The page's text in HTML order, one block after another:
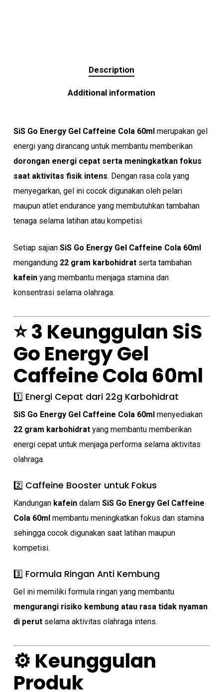
No products in the cart.
Description
Additional information
SiS Go Energy Gel Caffeine Cola 60ml merupakan gel
energi yang dirancang untuk membantu memberikan
dorongan energi cepat serta meningkatkan fokus
saat aktivitas fisik intens. Dengan rasa cola yang
menyegarkan, gel ini cocok digunakan oleh pelari
maupun atlet endurance yang membutuhkan tambahan
tenaga selama latihan atau kompetisi.
Setiap sajian SiS Go Energy Gel Caffeine Cola 60ml
mengandung 22 gram karbohidratserta tambahan
kafeinyang membantu menjaga stamina dan
konsentrasi selama olahraga.
⭐ 3 Keunggulan SiS
Go Energy Gel
Caffeine Cola 60ml
1️⃣ Energi Cepat dari 22g Karbohidrat
SiS Go Energy Gel Caffeine Cola 60ml menyediakan
22 gram karbohidratyang membantu memberikan
energi cepat untuk menjaga performa selama aktivitas
olahraga.
2️⃣ Caffeine Booster untuk Fokus
Kandungan kafeindalam SiS Go Energy Gel Caffeine
Cola 60ml membantu meningkatkan fokus dan stamina
sehingga cocok digunakan saat latihan maupun
kompetisi.
3️⃣ Formula Ringan Anti Kembung
Gel ini memiliki formula ringan yang membantu
mengurangi risiko kembung atau rasa tidak nyaman
di perutselama aktivitas olahraga intens.
⚙️ Keunggulan
Produk